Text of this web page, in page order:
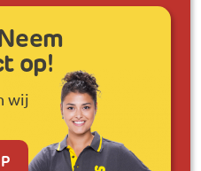
op!
wij